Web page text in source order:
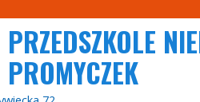
PRZEDSZKOLE
PROMYCZEK